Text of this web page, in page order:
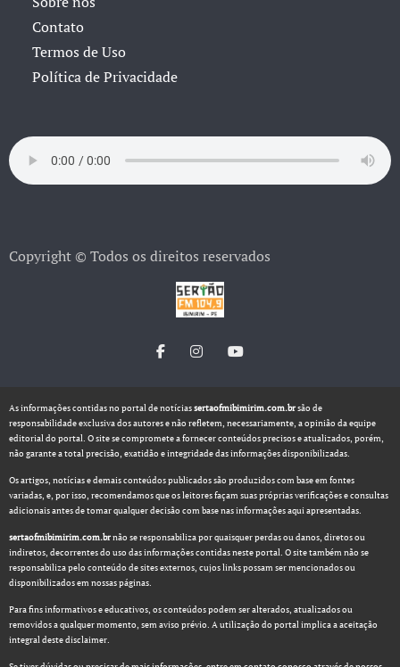
Contato
Termos de Uso
Política de Privacidade
Copyright © Todos os direitos reservados
As informações contidas no portal de notíciassertaofmibimirim.com.brsão de
responsabilidade exclusiva dos autores e não refletem, necessariamente, a opinião da equipe
editorial do portal. O site se compromete a fornecer conteúdos precisos e atualizados, porém,
não garante a total precisão, exatidão e integridade das informações disponibilizadas.
Os artigos, notícias e demais conteúdos publicados são produzidos com base em fontes
variadas, e, por isso, recomendamos que os leitores façam suas próprias verificações e consultas
adicionais antes de tomar qualquer decisão com base nas informações aqui apresentadas.
sertaofmibimirim.com.brnão se responsabiliza por quaisquer perdas ou danos, diretos ou
indiretos, decorrentes do uso das informações contidas neste portal. O site também não se
responsabiliza pelo conteúdo de sites externos, cujos links possam ser mencionados ou
disponibilizados em nossas páginas.
Para fins informativos e educativos, os conteúdos podem ser alterados, atualizados ou
removidos a qualquer momento, sem aviso prévio. A utilização do portal implica a aceitação
integral deste disclaimer.